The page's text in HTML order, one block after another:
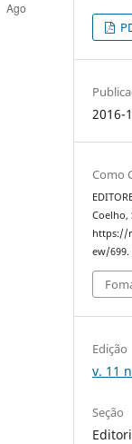
2016-
Como
Coelho,
https://
ew/699.
Edição
v. 11
Seção